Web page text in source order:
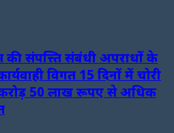
की संपत्त्ति संबंधी अपराधों के
विगत 15 दिनों में चोरी
50 लाख रूपए से अधिक